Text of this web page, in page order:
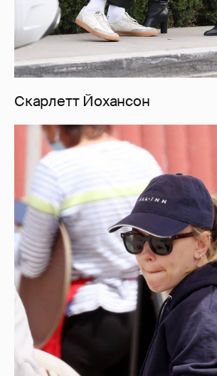
Скарлетт Йохансон